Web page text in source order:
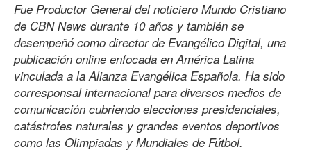
Fue Productor General del noticiero Mundo Cristiano
de CBN News durante 10 años y también se
desempeñó como director de Evangélico Digital, una
publicación online enfocada en América Latina
vinculada a la Alianza Evangélica Española. Ha sido
corresponsal internacional para diversos medios de
comunicación cubriendo elecciones presidenciales,
catástrofes naturales y grandes eventos deportivos
como las Olimpiadas y Mundiales de Fútbol.